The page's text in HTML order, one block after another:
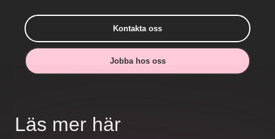
Kontakta oss
Jobba hos oss
Läs mer här